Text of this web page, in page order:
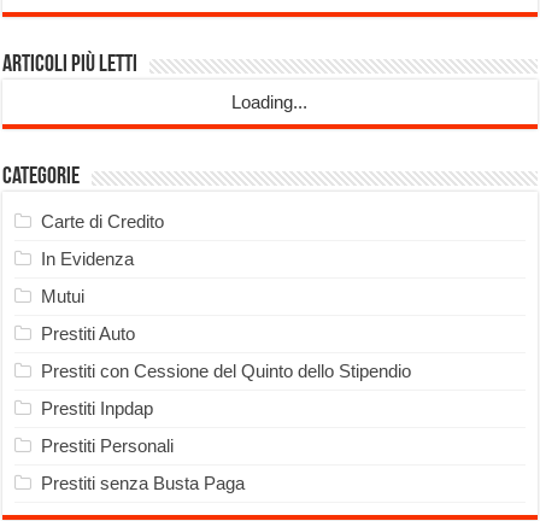
Articoli più Letti
Loading...
Categorie
Carte di Credito
In Evidenza
Mutui
Prestiti Auto
Prestiti con Cessione del Quinto dello Stipendio
Prestiti Inpdap
Prestiti Personali
Prestiti senza Busta Paga